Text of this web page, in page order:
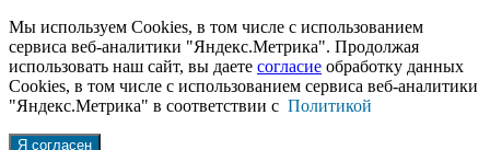
Мы используем Cookies, в том числе с использованием
сервиса веб-аналитики "Яндекс.Метрика". Продолжая
использовать наш сайт, вы даете согласие обработку данных
Cookies, в том числе с использованием сервиса веб-аналитики
"Яндекс.Метрика" в соответствии с Политикой
Я согласен